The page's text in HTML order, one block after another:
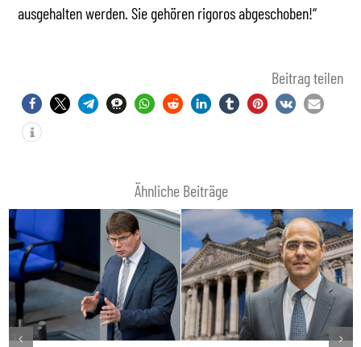
ausgehalten werden. Sie gehören rigoros abgeschoben!“
Beitrag teilen
Ähnliche Beiträge